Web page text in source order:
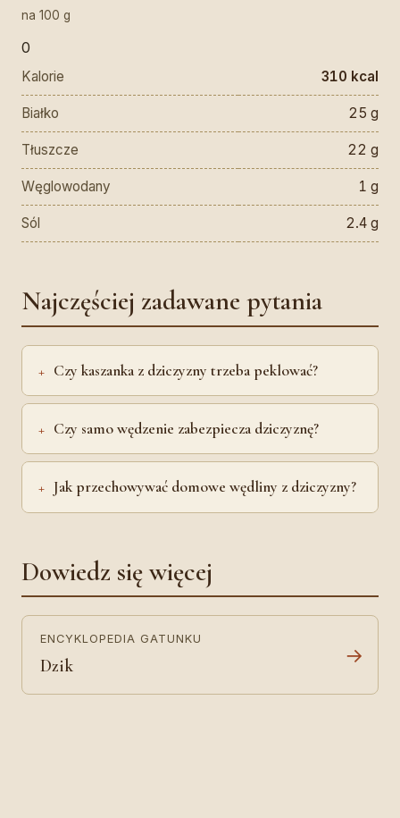
na 100 g
0
Kalorie 310 kcal
Białko 25 g
Tłuszcze 22 g
Węglowodany 1 g
Sól 2.4 g
Najczęściej zadawane pytania
Czy kaszanka z dziczyzny trzeba peklować?
Czy samo wędzenie zabezpiecza dziczyznę?
Jak przechowywać domowe wędliny z dziczyzny?
Dowiedz się więcej
ENCYKLOPEDIA GATUNKU
Dzik →